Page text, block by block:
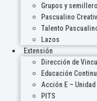
Grupos y
Pascualino
Talento
Lazos
Extensión
Dirección de
Educación
Acción E –
PITS